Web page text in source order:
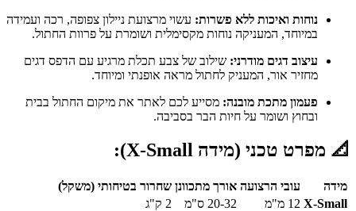
נוחות ואיכות ללא פשרות: עשוי מרצועת ניילון צפופה, רכה ועמידה
במיוחד, המעניקה נוחות מקסימלית ושומרת על פרוות החתול.
עיצוב דגים מודרני: שילוב של צבע תכלת מרגיע עם הדפס דגים
מחזיר אור, המעניק לחתול מראה אופנתי ומיוחד.
פעמון מתכת מובנה: מסייע לכם לאתר את מיקום החתול בבית
ובחוץ ושומר על חיות הבר בסביבה.
📐 מפרט טכני (מידה X-Small):
מידה עובי הרצועה אורך מתכוונן שחרור בטיחותי (משקל)
X-Small 12 מ"מ 20-32 ס"מ 2 ק"ג